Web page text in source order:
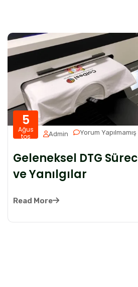
5
Ağus
tos
Admin Yorum Yapılmamış
Geleneksel DTG
ve Yanılgılar
Read More